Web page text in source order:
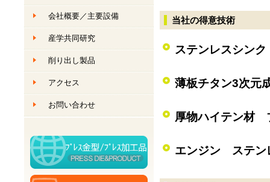
当社の得意技術
ステンレスシン
薄板チタン3次元
厚物ハイテン材
エンジン ステ
会社概要／主要設備
産学共同研究
創作ものづくり削り出し製品
創作ものづくり
アクセス
お問い合わせ